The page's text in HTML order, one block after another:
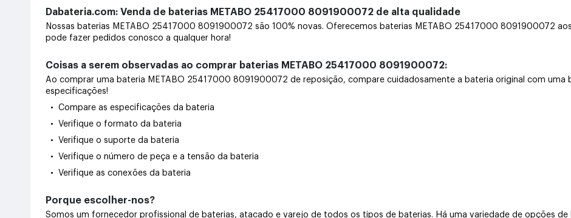
Dabateria.com: Venda de baterias METABO 25417000 8091900072 de alta qualidade
Nossas baterias METABO 25417000 8091900072 são 100% novas. Oferecemos baterias METABO 25417000 8091900072
pode fazer pedidos conosco a qualquer hora!
Coisas a serem observadas ao comprar baterias METABO 25417000 8091900072:
Ao comprar uma bateria METABO 25417000 8091900072 de reposição, compare cuidadosamente a bateria original com uma
especificações!
• Compare as especificações da bateria
• Verifique o formato da bateria
• Verifique o suporte da bateria
• Verifique o número de peça e a tensão da bateria
• Verifique as conexões da bateria
Porque escolher-nos?
Somos um fornecedor profissional de baterias, atacado e varejo de todos os tipos de baterias. Há uma variedade de opções